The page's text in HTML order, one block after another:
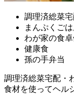
調理済総菜
まんぷくご
わが家の食
健康食
孫の手弁当
調理済総菜宅配・
食材を使ってヘル